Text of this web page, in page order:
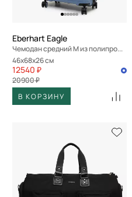
Eberhart Eagle
Чемодан средний M из полипропилена
46x68x26 см
12540 ₽
20900 ₽
В КОРЗИНУ